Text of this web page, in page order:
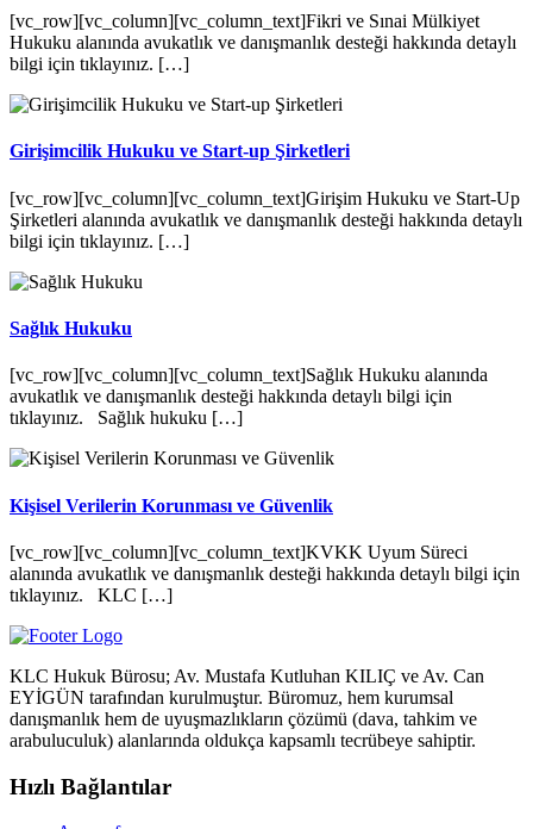
[vc_row][vc_column][vc_column_text]Fikri ve Sınai Mülkiyet
Hukuku alanında avukatlık ve danışmanlık desteği hakkında detaylı
bilgi için tıklayınız. […]
Girişimcilik Hukuku ve Start-up Şirketleri
[vc_row][vc_column][vc_column_text]Girişim Hukuku ve Start-Up
Şirketleri alanında avukatlık ve danışmanlık desteği hakkında detaylı
bilgi için tıklayınız. […]
Sağlık Hukuku
[vc_row][vc_column][vc_column_text]Sağlık Hukuku alanında
avukatlık ve danışmanlık desteği hakkında detaylı bilgi için
tıklayınız. Sağlık hukuku […]
Kişisel Verilerin Korunması ve Güvenlik
[vc_row][vc_column][vc_column_text]KVKK Uyum Süreci
alanında avukatlık ve danışmanlık desteği hakkında detaylı bilgi için
tıklayınız. KLC […]
KLC Hukuk Bürosu; Av. Mustafa Kutluhan KILIÇ ve Av. Can
EYİGÜN tarafından kurulmuştur. Büromuz, hem kurumsal
danışmanlık hem de uyuşmazlıkların çözümü (dava, tahkim ve
arabuluculuk) alanlarında oldukça kapsamlı tecrübeye sahiptir.
Hızlı Bağlantılar